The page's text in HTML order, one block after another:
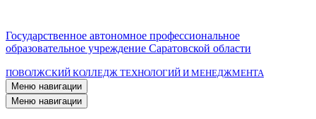
Государственное автономное профессиональное
образовательное учреждение Саратовской области
ПОВОЛЖСКИЙ КОЛЛЕДЖ ТЕХНОЛОГИЙ И МЕНЕДЖМЕНТА
Меню навигации
Меню навигации